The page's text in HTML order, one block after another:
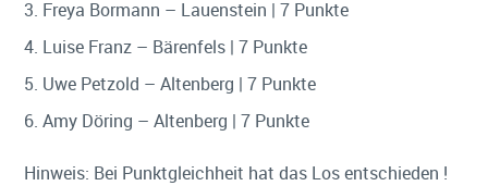
3. Freya Bormann – Lauenstein | 7 Punkte
4. Luise Franz – Bärenfels | 7 Punkte
5. Uwe Petzold – Altenberg | 7 Punkte
6. Amy Döring – Altenberg | 7 Punkte
Hinweis: Bei Punktgleichheit hat das Los entschieden !